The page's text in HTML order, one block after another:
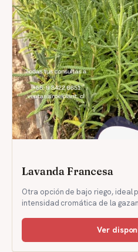
Lavanda Francesa
Otra opción de bajo riego, ideal
intensidad cromática de la
Ver